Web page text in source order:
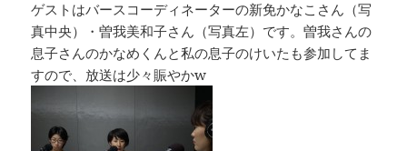
ゲストはバースコーディネーターの新免かなこさん（写
真中央）・曽我美和子さん（写真左）です。曽我さんの
息子さんのかなめくんと私の息子のけいたも参加してま
すので、放送は少々賑やかw